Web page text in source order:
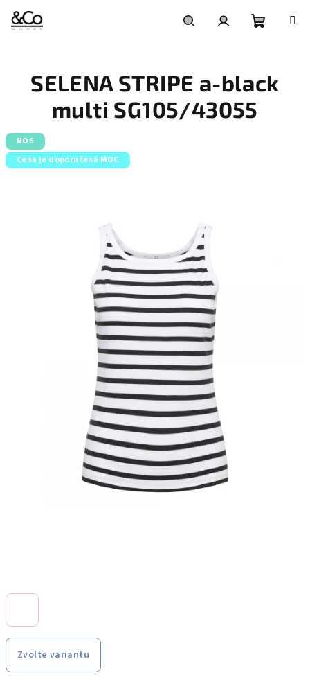
obsah
košík
Zvolte variantu
SELENA STRIPE a-black
multi SG105/43055
NOS
Cena je doporučená MOC